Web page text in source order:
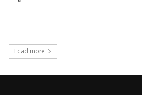
Load more